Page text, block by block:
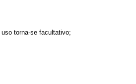
torna-se facultativo;